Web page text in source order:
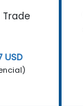
USD